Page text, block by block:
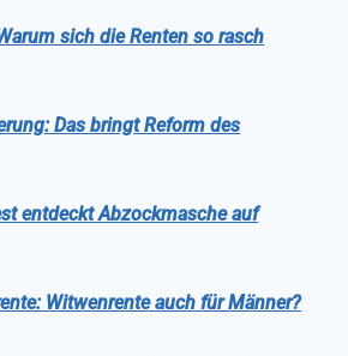
sich die Renten so rasch
Das bringt Reform des
entdeckt Abzockmasche auf
Witwenrente auch für Männer?